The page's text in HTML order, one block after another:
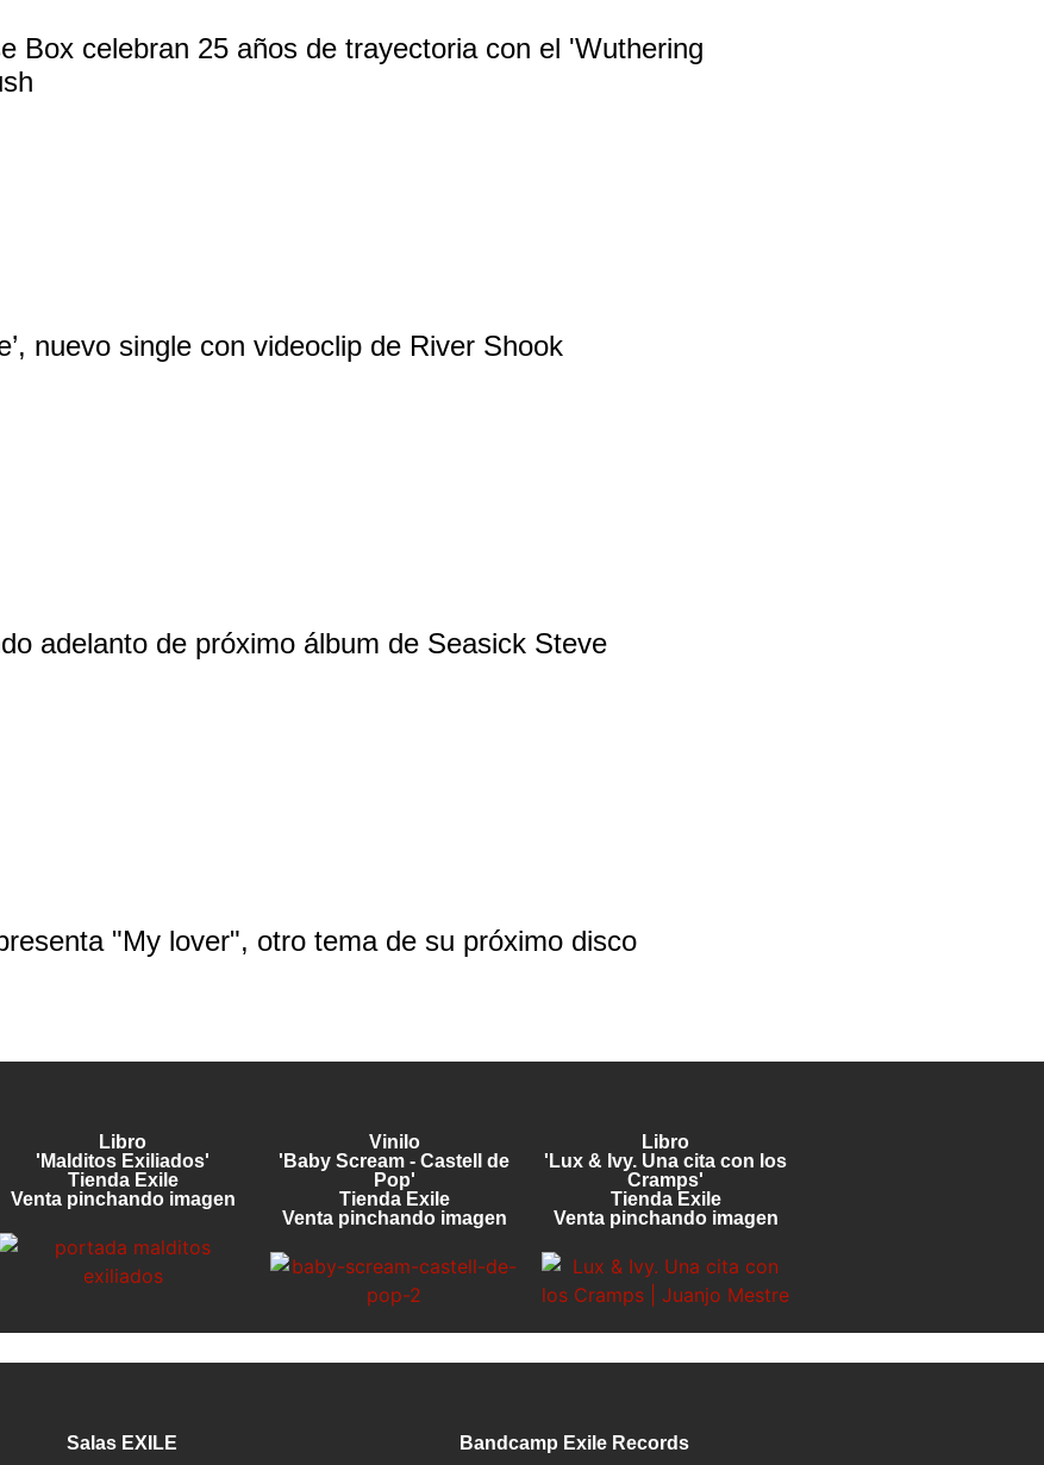
Box celebran 25 años de trayectoria con el 'Wuthering
nuevo single con videoclip de River Shook
adelanto de próximo álbum de Seasick Steve
"My lover", otro tema de su próximo disco
Libro
'Malditos Exiliados'
Tienda Exile
Venta pinchando imagen
Vinilo
'Baby Scream - Castell de
Pop'
Tienda Exile
Venta pinchando imagen
Libro
'Lux & Ivy. Una cita con los
Cramps'
Tienda Exile
Venta pinchando imagen
Salas EXILE Bandcamp Exile Records